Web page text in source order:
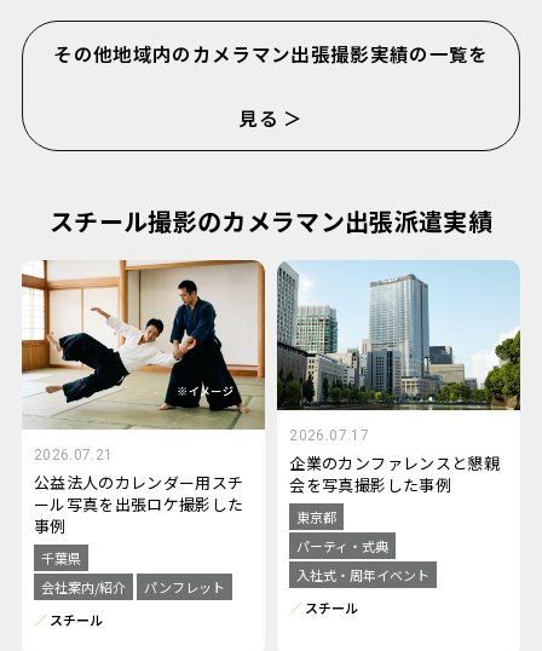
その他地域内のカメラマン出張撮影実績の一覧を
見る ＞
スチール撮影のカメラマン出張派遣実績
2026.07.21
公益法人のカレンダー用スチ
ール写真を出張ロケ撮影した
事例
千葉県
会社案内/紹介
パンフレット
スチール
2026.07.17
企業のカンファレンスと懇親
会を写真撮影した事例
東京都
パーティ・式典
入社式・周年イベント
スチール